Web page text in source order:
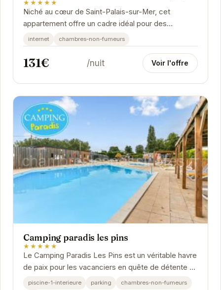
★★★★★
Niché au cœur de Saint-Palais-sur-Mer, cet
appartement offre un cadre idéal pour des
vacances reposantes. Son emplacement privilégié
vous permet...
internet chambres-non-fumeurs
131€ /nuit Voir l'offre
Camping paradis les pins
★★★★★
Le Camping Paradis Les Pins est un véritable havre
de paix pour les vacanciers en quête de détente et
de divertissement. Profitez d'une piscine...
piscine-1-interieure parking chambres-non-fumeurs